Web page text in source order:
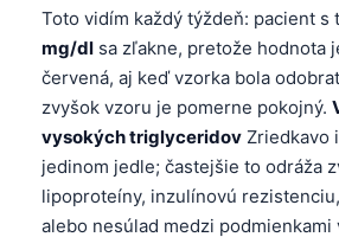
Toto vidím každý týždeň: pacient s
mg/dl sa zľakne, pretože hodnota
červená, aj keď vzorka bola
zvyšok vzoru je pomerne pokojný.
vysokých triglyceridov Zriedkavo
jedinom jedle; častejšie to odráža
lipoproteíny, inzulínovú
alebo nesúlad medzi podmienkami